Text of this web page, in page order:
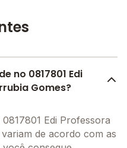
no 0817801 Edi
Gomes?
Edi Professora
de acordo com as